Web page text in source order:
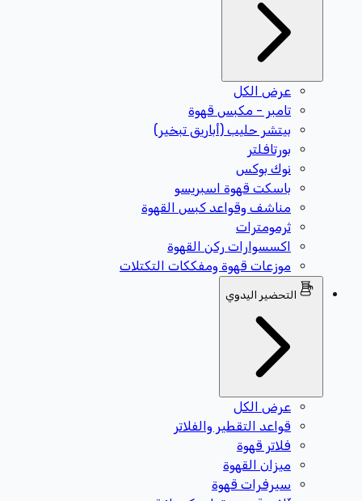
عرض الكل
تامبر - مكبس قهوة
بيتشر حليب (أباريق تبخير)
بورتافلتر
نوك بوكس
باسكت قهوة اسبريسو
مناشف وقواعد كبس القهوة
ثرمومترات
اكسسوارات ركن القهوة
موزعات قهوة ومفككات التكتلات
التحضير اليدوي
عرض الكل
قواعد التقطير والفلاتر
فلاتر قهوة
ميزان القهوة
سيرفرات قهوة